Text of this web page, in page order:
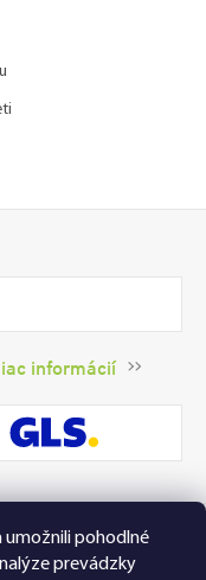
umožnili pohodlné
prevádzky
informácií